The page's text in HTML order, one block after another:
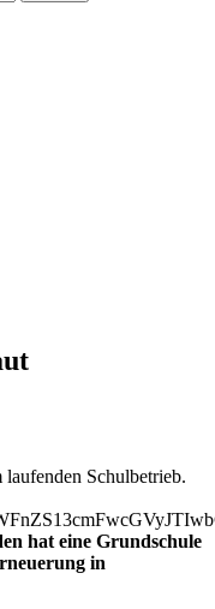
Schulbetrieb.
hat eine Grundschule
in